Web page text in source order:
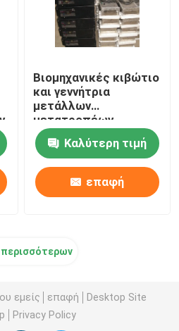
Βιομηχανικές κιβώτιο
και γεννήτρια
μετάλλων
μετατροπέων
Immersible
υπερηχητικές
καθαρίζοντας
Καλύτερη τιμή
επαφή
περισσότερων
εμείς επαφή
Desktop Site
Privacy Policy